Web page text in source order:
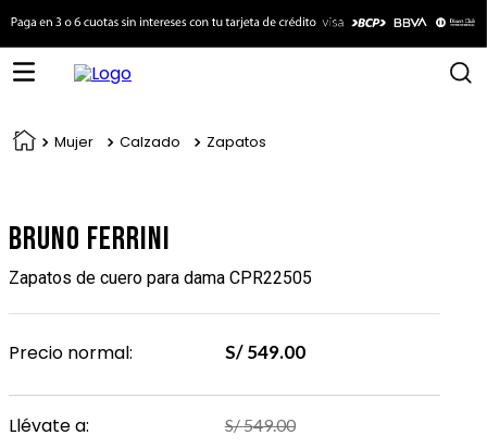
Mujer Calzado Zapatos
Bruno Ferrini
Zapatos de cuero para dama CPR22505
Precio normal: S/ 549.00
Llévate a: S/549.00